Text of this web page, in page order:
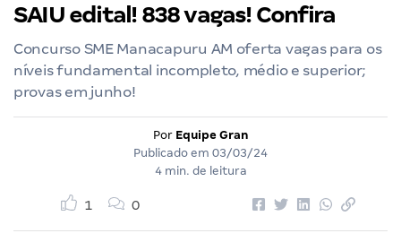
SAIU edital! 838 vagas! Confira
Concurso SME Manacapuru AM oferta vagas para os
níveis fundamental incompleto, médio e superior;
provas em junho!
Por Equipe Gran
Publicado em 03/03/24
4 min. de leitura
1 0